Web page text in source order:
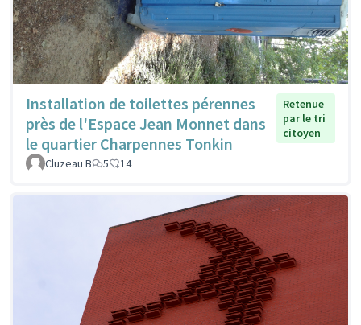
Installation de toilettes pérennes
près de l'Espace Jean Monnet dans
le quartier Charpennes Tonkin
Retenue
par le tri
citoyen
Cluzeau B 5 14